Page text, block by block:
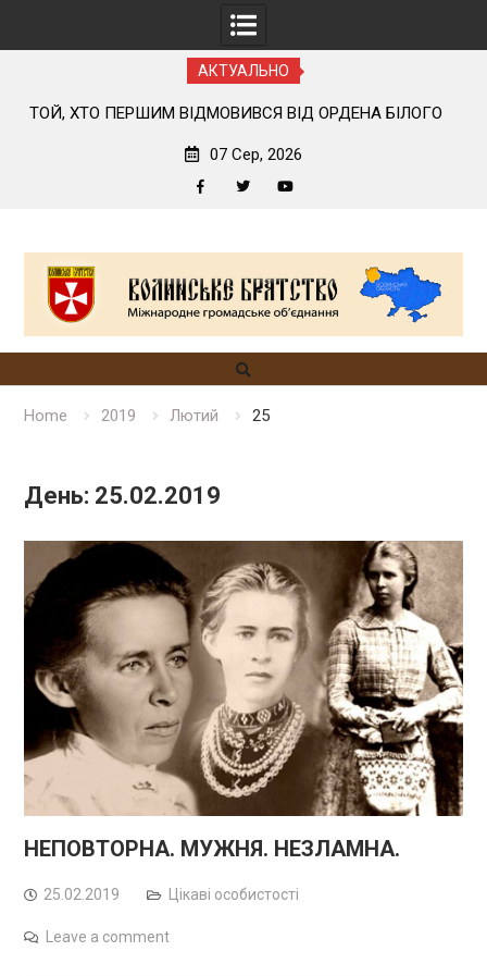
АКТУАЛЬНО
ВІД ОРДЕНА БІЛОГО
ВІЙСЬКОВІ ЗАВЖДИ
07 Сер, 2026
content
Home 2019 Лютий 25
День: 25.02.2019
НЕПОВТОРНА. МУЖНЯ. НЕЗЛАМНА.
25.02.2019 Цікаві особистості
Leave a comment